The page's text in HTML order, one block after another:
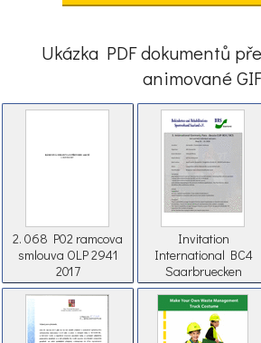
Ukázka PDF dokumentů
animované GIF
2. 068 P02 ramcova
smlouva OLP 2941
2017
Invitation
International BC4
Saarbruecken
GERMANY 2018 (2)